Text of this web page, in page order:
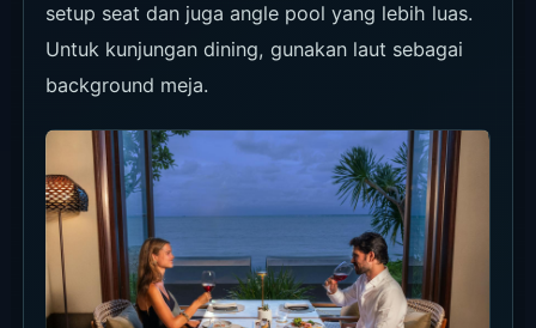
Setiap
Minggu;
belum ada
tanggal akhir
syarat
resmi
Minggu;
belum ada
tanggal akhir
resmi
atau special
event.
Masa berlaku
2027
Lihat
syarat
resmi